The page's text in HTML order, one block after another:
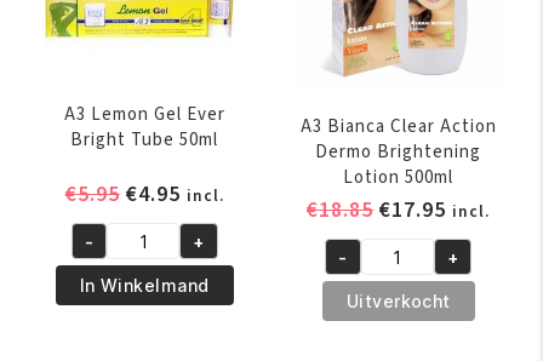
A3 Lemon Gel Ever
Bright Tube 50ml
€5.95 Oorspronkelijke
was:
€5.95.
€4.95Huidige
prijs
is:
€4.95.
incl.
A3
Lemon
Gel
- +
In Winkelmand
A3 Bianca Clear Action
Dermo Brightening
Lotion 500ml
€18.85
was:
€18.85.
€17.95 Huidige
prijs
is:
€17.95.
incl.
A3
Bianca
Clear
- +
Uitverkocht